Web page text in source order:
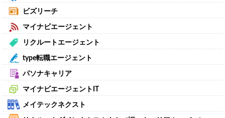
ビズリーチ
マイナビエージェント
リクルートエージェント
type転職エージェント
パソナキャリア
マイナビエージェントIT
メイテックネクスト